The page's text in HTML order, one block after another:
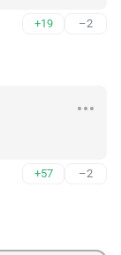
+19 –2
+57 –2